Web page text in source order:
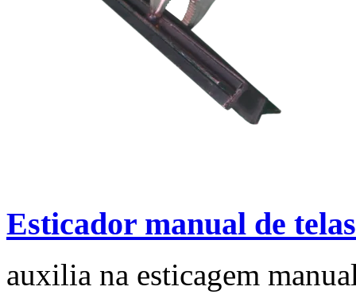
Esticador manual de telas
auxilia na esticagem